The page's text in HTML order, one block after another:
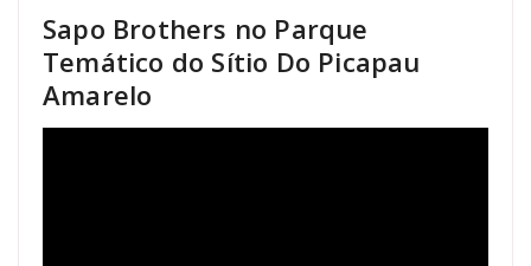
Sapo Brothers no Parque
Temático do Sítio Do Picapau
Amarelo